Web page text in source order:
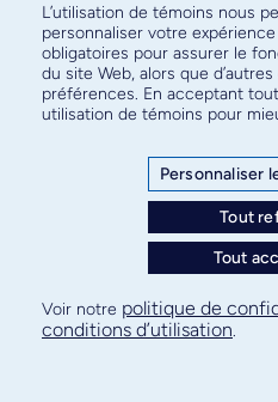
Abonnez-vous à
pour connaître
Plan de site
Confidentialité
L’utilisation de témoins nous
personnaliser votre
obligatoires pour assurer le
du site Web, alors que
préférences. En acceptant
utilisation de témoins pour
Personnaliser
Tout
Tout
Voir notre politique de
conditions d’utilisation.